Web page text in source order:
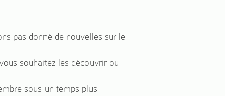
pas donné de nouvelles sur le
souhaitez les découvrir ou
sous un temps plus